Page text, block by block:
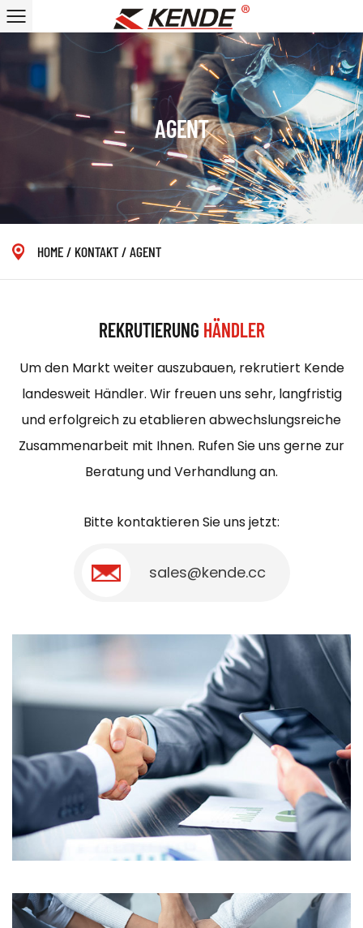
AGENT
HOME/ KONTAKT/AGENT
REKRUTIERUNG HÄNDLER
Um den Markt weiter auszubauen, rekrutiert Kende
landesweit Händler. Wir freuen uns sehr, langfristig
und erfolgreich zu etablieren abwechslungsreiche
Zusammenarbeit mit Ihnen. Rufen Sie uns gerne zur
Beratung und Verhandlung an.
Bitte kontaktieren Sie uns jetzt:
sales@kende.cc